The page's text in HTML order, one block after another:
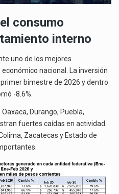
consumo
interno
uno de los mejores
nacional. La inversión
bimestre de 2026 y dentro
-8.6%.
Durango, Puebla,
fuertes caídas en actividad
Zacatecas y Estado de